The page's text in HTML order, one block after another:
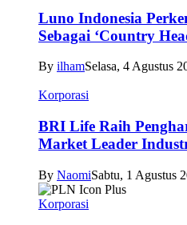
Luno Indonesia
Sebagai ‘Country
By ilhamSelasa, 4 Agustus
Korporasi
BRI Life Raih
Market Leader
By NaomiSabtu, 1 Agustus
Korporasi